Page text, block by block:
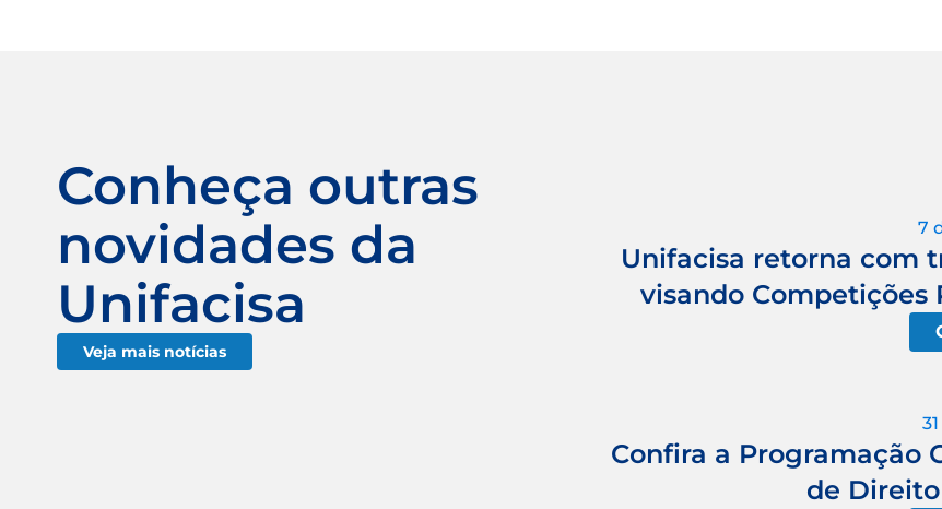
Conheça outras
novidades da
Unifacisa
Veja mais notícias
7
Unifacisa retorna com
visando Competições
Confira a Programação
de